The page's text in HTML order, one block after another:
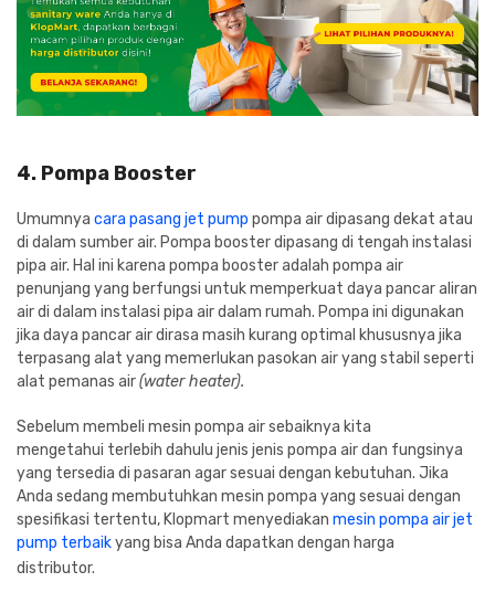
4. Pompa Booster
Umumnya cara pasang jet pump pompa air dipasang dekat atau
di dalam sumber air. Pompa booster dipasang di tengah instalasi
pipa air. Hal ini karena pompa booster adalah pompa air
penunjang yang berfungsi untuk memperkuat daya pancar aliran
air di dalam instalasi pipa air dalam rumah. Pompa ini digunakan
jika daya pancar air dirasa masih kurang optimal khususnya jika
terpasang alat yang memerlukan pasokan air yang stabil seperti
alat pemanas air(water heater).
Sebelum membeli mesin pompa air sebaiknya kita
mengetahui terlebih dahulu jenis jenis pompa air dan fungsinya
yang tersedia di pasaran agar sesuai dengan kebutuhan. Jika
Anda sedang membutuhkan mesin pompa yang sesuai dengan
spesifikasi tertentu, Klopmart menyediakan mesin pompa air jet
pump terbaikyang bisa Anda dapatkan dengan harga
distributor.